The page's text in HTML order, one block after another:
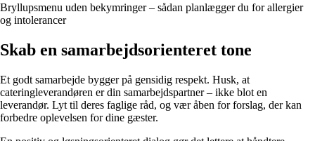
Bryllupsmenu uden bekymringer – sådan planlægger du for allergier
og intolerancer
Skab en samarbejdsorienteret tone
Et godt samarbejde bygger på gensidig respekt. Husk, at
cateringleverandøren er din samarbejdspartner – ikke blot en
leverandør. Lyt til deres faglige råd, og vær åben for forslag, der kan
forbedre oplevelsen for dine gæster.